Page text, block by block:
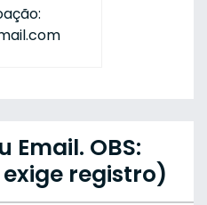
Email. OBS:
registro)